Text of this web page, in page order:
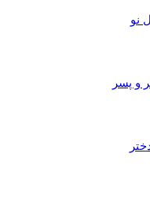
نو
و پسر
به زبان